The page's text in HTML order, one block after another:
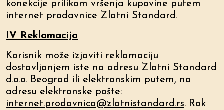
konekcije prilikom vršenja kupovine putem
internet prodavnice Zlatni Standard.
IV Reklamacija
Korisnik može izjaviti reklamaciju
dostavljanjem iste na adresu Zlatni Standard
d.o.o. Beograd ili elektronskim putem, na
adresu elektronske pošte:
internet.prodavnica@zlatnistandard.rs. Rok